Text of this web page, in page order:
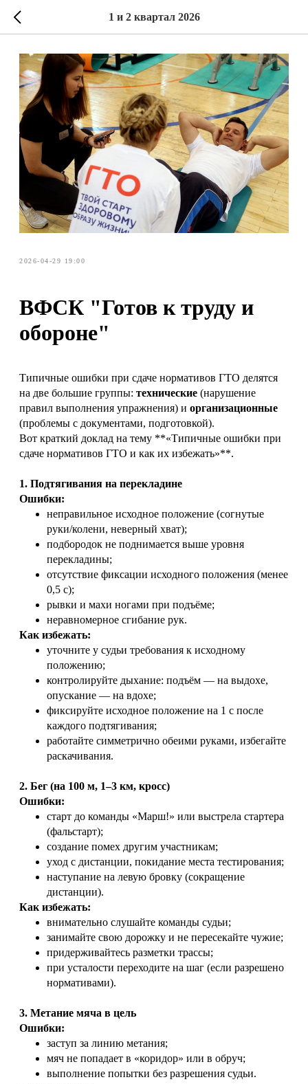
1 и 2 квартал 2026
2026-04-29 19:00
ВФСК "Готов к труду и
обороне"
Типичные ошибки при сдаче нормативов ГТО делятся
на две большие группы: технические (нарушение
правил выполнения упражнения) и организационные
(проблемы с документами, подготовкой).
Вот краткий доклад на тему **«Типичные ошибки при
сдаче нормативов ГТО и как их избежать»**.
1. Подтягивания на перекладине
Ошибки:
неправильное исходное положение (согнутые
руки/колени, неверный хват);
подбородок не поднимается выше уровня
перекладины;
отсутствие фиксации исходного положения (менее
0,5 с);
рывки и махи ногами при подъёме;
неравномерное сгибание рук.
Как избежать:
уточните у судьи требования к исходному
положению;
контролируйте дыхание: подъём — на выдохе,
опускание — на вдохе;
фиксируйте исходное положение на 1 с после
каждого подтягивания;
работайте симметрично обеими руками, избегайте
раскачивания.
2. Бег (на 100 м, 1–3 км, кросс)
Ошибки:
старт до команды «Марш!» или выстрела стартера
(фальстарт);
создание помех другим участникам;
уход с дистанции, покидание места тестирования;
наступание на левую бровку (сокращение
дистанции).
Как избежать:
внимательно слушайте команды судьи;
занимайте свою дорожку и не пересекайте чужие;
придерживайтесь разметки трассы;
при усталости переходите на шаг (если разрешено
нормативами).
3. Метание мяча в цель
Ошибки:
заступ за линию метания;
мяч не попадает в «коридор» или в обруч;
выполнение попытки без разрешения судьи.